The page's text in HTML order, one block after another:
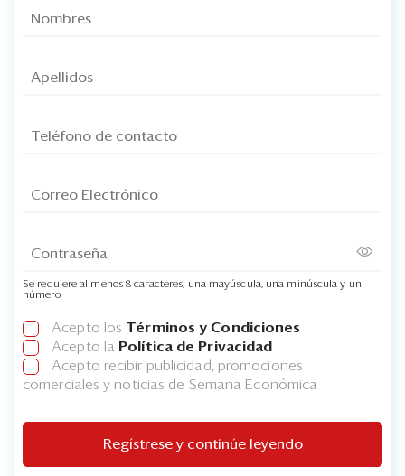
Se requiere al menos 8 caracteres, una mayúscula, una minúscula y un
número
Acepto los Términos y Condiciones
Acepto la Política de Privacidad
Acepto recibir publicidad, promociones
comerciales y noticias de Semana Económica
Regístrese y continúe leyendo